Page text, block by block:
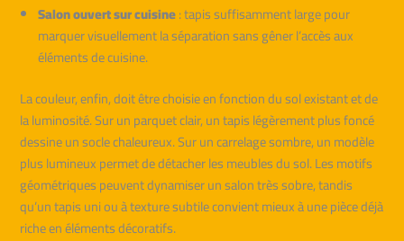
Salon ouvert sur cuisine: tapis suffisamment large pour
marquer visuellement la séparation sans gêner l’accès aux
éléments de cuisine.
La couleur, enfin, doit être choisie en fonction du sol existant et de
la luminosité. Sur un parquet clair, un tapis légèrement plus foncé
dessine un socle chaleureux. Sur un carrelage sombre, un modèle
plus lumineux permet de détacher les meubles du sol. Les motifs
géométriques peuvent dynamiser un salon très sobre, tandis
qu’un tapis uni ou à texture subtile convient mieux à une pièce déjà
riche en éléments décoratifs.